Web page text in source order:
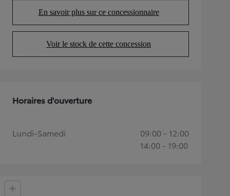
En savoir plus sur ce concessionnaire
(Opens in new tab)
Voir le stock de cette concession
(Opens in new tab)
Horaires d'ouverture
Lundi-Samedi
09:00 - 12:00
14:00 - 19:00